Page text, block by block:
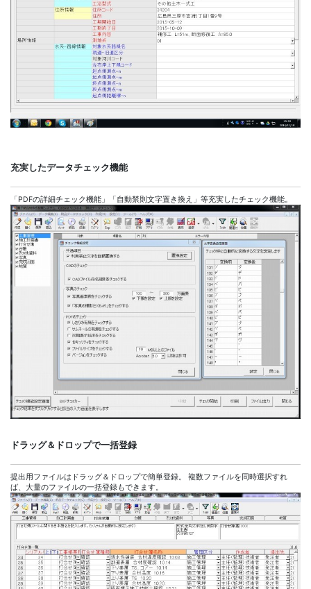
充実したデータチェック機能
「PDFの詳細チェック機能」「自動禁則文字置き換え」等充実したチェック機能。
ドラッグ＆ドロップで一括登録
提出用ファイルはドラッグ＆ドロップで簡単登録。 複数ファイルを同時選択すれ
ば、大量のファイルの一括登録もできます。